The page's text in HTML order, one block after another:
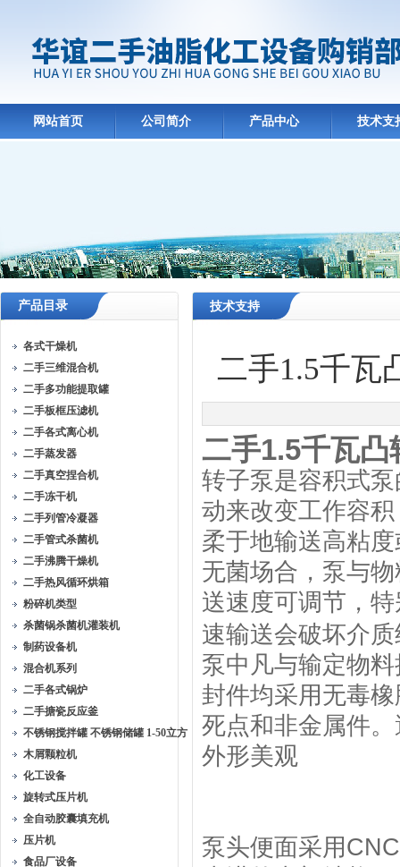
网站首页 公司简介 产品中心 技术支
产品目录
各式干燥机
二手三维混合机
二手多功能提取罐
二手板框压滤机
二手各式离心机
二手蒸发器
二手真空捏合机
二手冻干机
二手列管冷凝器
二手管式杀菌机
二手沸腾干燥机
二手热风循环烘箱
粉碎机类型
杀菌锅杀菌机灌装机
制药设备机
混合机系列
二手各式锅炉
二手搪瓷反应釜
不锈钢搅拌罐 不锈钢储罐 1-50立方
木屑颗粒机
化工设备
旋转式压片机
全自动胶囊填充机
压片机
食品厂设备
技术支持
二手1.5千瓦
二手1.5千瓦
转子泵是容积式
动来改变工作容
柔于地输送高粘
无菌场合，泵与
送速度可调节，
速输送会破坏介
泵中凡与输定物
封件均采用无毒
死点和非金属件
外形美观
泵头便面采用